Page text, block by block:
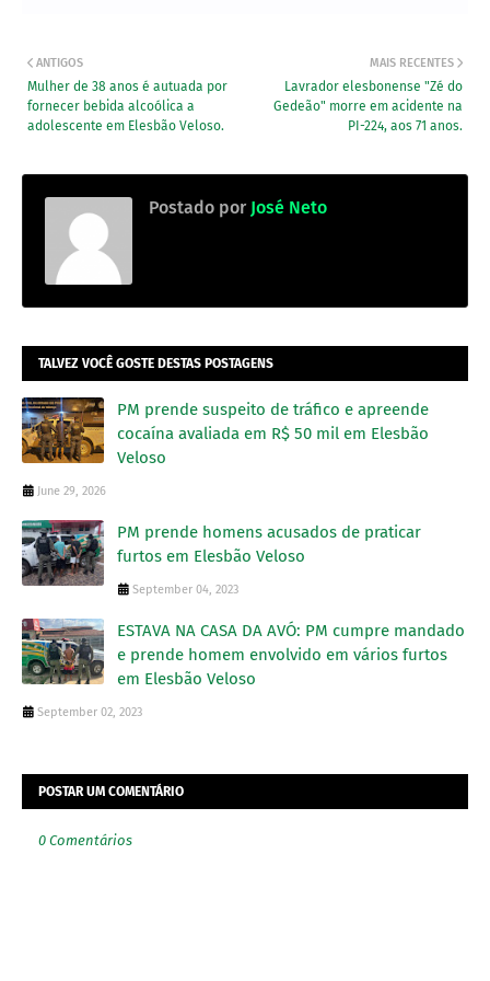
MAIS RECENTES
Lavrador elesbonense "Zé do
Gedeão" morre em acidente na
PI-224, aos 71 anos.
ANTIGOS
Mulher de 38 anos é autuada por
fornecer bebida alcoólica a
adolescente em Elesbão Veloso.
Postado por José Neto
TALVEZ VOCÊ GOSTE DESTAS POSTAGENS
PM prende suspeito de tráfico e apreende
cocaína avaliada em R$ 50 mil em Elesbão
Veloso
June 29, 2026
PM prende homens acusados de praticar
furtos em Elesbão Veloso
September 04, 2023
ESTAVA NA CASA DA AVÓ: PM cumpre mandado
e prende homem envolvido em vários furtos
em Elesbão Veloso
September 02, 2023
POSTAR UM COMENTÁRIO
0 Comentários